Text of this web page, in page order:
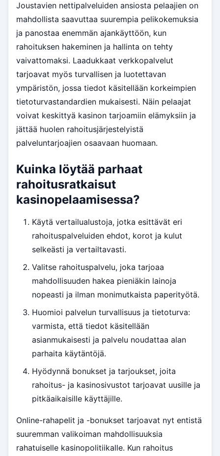
Joustavien nettipalveluiden ansiosta pelaajien on
mahdollista saavuttaa suurempia pelikokemuksia
ja panostaa enemmän ajankäyttöön, kun
rahoituksen hakeminen ja hallinta on tehty
vaivattomaksi. Laadukkaat verkkopalvelut
tarjoavat myös turvallisen ja luotettavan
ympäristön, jossa tiedot käsitellään korkeimpien
tietoturvastandardien mukaisesti. Näin pelaajat
voivat keskittyä kasinon tarjoamiin elämyksiin ja
jättää huolen rahoitusjärjestelyistä
palveluntarjoajien osaavaan huomaan.
Kuinka löytää parhaat
rahoitusratkaisut
kasinopelaamisessa?
Käytä vertailualustoja, jotka esittävät eri
rahoituspalveluiden ehdot, korot ja kulut
selkeästi ja vertailtavasti.
Valitse rahoituspalvelu, joka tarjoaa
mahdollisuuden hakea pieniäkin lainoja
nopeasti ja ilman monimutkaista paperityötä.
Huomioi palvelun turvallisuus ja tietoturva:
varmista, että tiedot käsitellään
asianmukaisesti ja palvelu noudattaa alan
parhaita käytäntöjä.
Hyödynnä bonukset ja tarjoukset, joita
rahoitus- ja kasinosivustot tarjoavat uusille ja
pitkäaikaisille käyttäjille.
Online-rahapelit ja -bonukset tarjoavat nyt entistä
suuremman valikoiman mahdollisuuksia
rahatuiselle kasinopolitiikalle. Kun rahoitus